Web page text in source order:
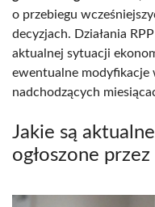
o przebiegu
decyzjach. Działania
aktualnej sytuacji
ewentualne
nadchodzących
Jakie są
ogłoszone przez